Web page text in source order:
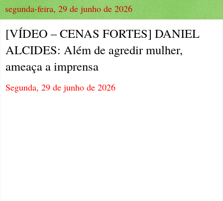
segunda-feira, 29 de junho de 2026
[VÍDEO – CENAS FORTES] DANIEL
ALCIDES: Além de agredir mulher,
ameaça a imprensa
Segunda, 29 de junho de 2026